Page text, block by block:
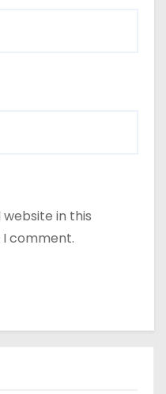
website in this
comment.